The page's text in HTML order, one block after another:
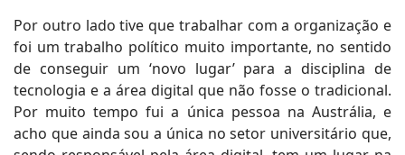
Por outro lado tive que trabalhar com a organização e
foi um trabalho político muito importante, no sentido
de conseguir um ‘novo lugar’ para a disciplina de
tecnologia e a área digital que não fosse o tradicional.
Por muito tempo fui a única pessoa na Austrália, e
acho que ainda sou a única no setor universitário que,